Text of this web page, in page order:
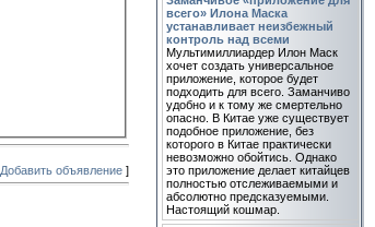
Добавить объявление ]
всего» Илона Маска
устанавливает неизбежный
контроль над всеми
Мультимиллиардер Илон Маск
хочет создать универсальное
приложение, которое будет
подходить для всего. Заманчиво
удобно и к тому же смертельно
опасно. В Китае уже существует
подобное приложение, без
которого в Китае практически
невозможно обойтись. Однако
это приложение делает китайцев
полностью отслеживаемыми и
абсолютно предсказуемыми.
Настоящий кошмар.